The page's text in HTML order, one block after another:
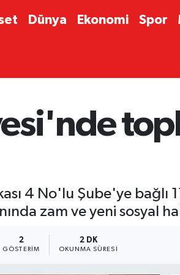
Dünya Ekonomi Spor
4 No'lu Şube'ye bağlı
zam ve yeni sosyal
2
GÖSTERIM
2 DK
OKUNMA SÜRESI